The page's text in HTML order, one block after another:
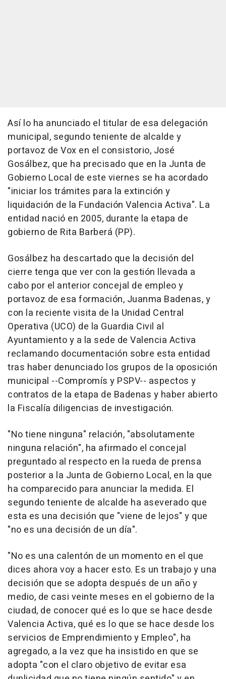
Así lo ha anunciado el titular de esa delegación
municipal, segundo teniente de alcalde y
portavoz de Vox en el consistorio, José
Gosálbez, que ha precisado que en la Junta de
Gobierno Local de este viernes se ha acordado
"iniciar los trámites para la extinción y
liquidación de la Fundación Valencia Activa". La
entidad nació en 2005, durante la etapa de
gobierno de Rita Barberá (PP).
Gosálbez ha descartado que la decisión del
cierre tenga que ver con la gestión llevada a
cabo por el anterior concejal de empleo y
portavoz de esa formación, Juanma Badenas, y
con la reciente visita de la Unidad Central
Operativa (UCO) de la Guardia Civil al
Ayuntamiento y a la sede de Valencia Activa
reclamando documentación sobre esta entidad
tras haber denunciado los grupos de la oposición
municipal --Compromís y PSPV-- aspectos y
contratos de la etapa de Badenas y haber abierto
la Fiscalía diligencias de investigación.
"No tiene ninguna" relación, "absolutamente
ninguna relación", ha afirmado el concejal
preguntado al respecto en la rueda de prensa
posterior a la Junta de Gobierno Local, en la que
ha comparecido para anunciar la medida. El
segundo teniente de alcalde ha aseverado que
esta es una decisión que "viene de lejos" y que
"no es una decisión de un día".
"No es una calentón de un momento en el que
dices ahora voy a hacer esto. Es un trabajo y una
decisión que se adopta después de un año y
medio, de casi veinte meses en el gobierno de la
ciudad, de conocer qué es lo que se hace desde
Valencia Activa, qué es lo que se hace desde los
servicios de Emprendimiento y Empleo", ha
agregado, a la vez que ha insistido en que se
adopta "con el claro objetivo de evitar esa